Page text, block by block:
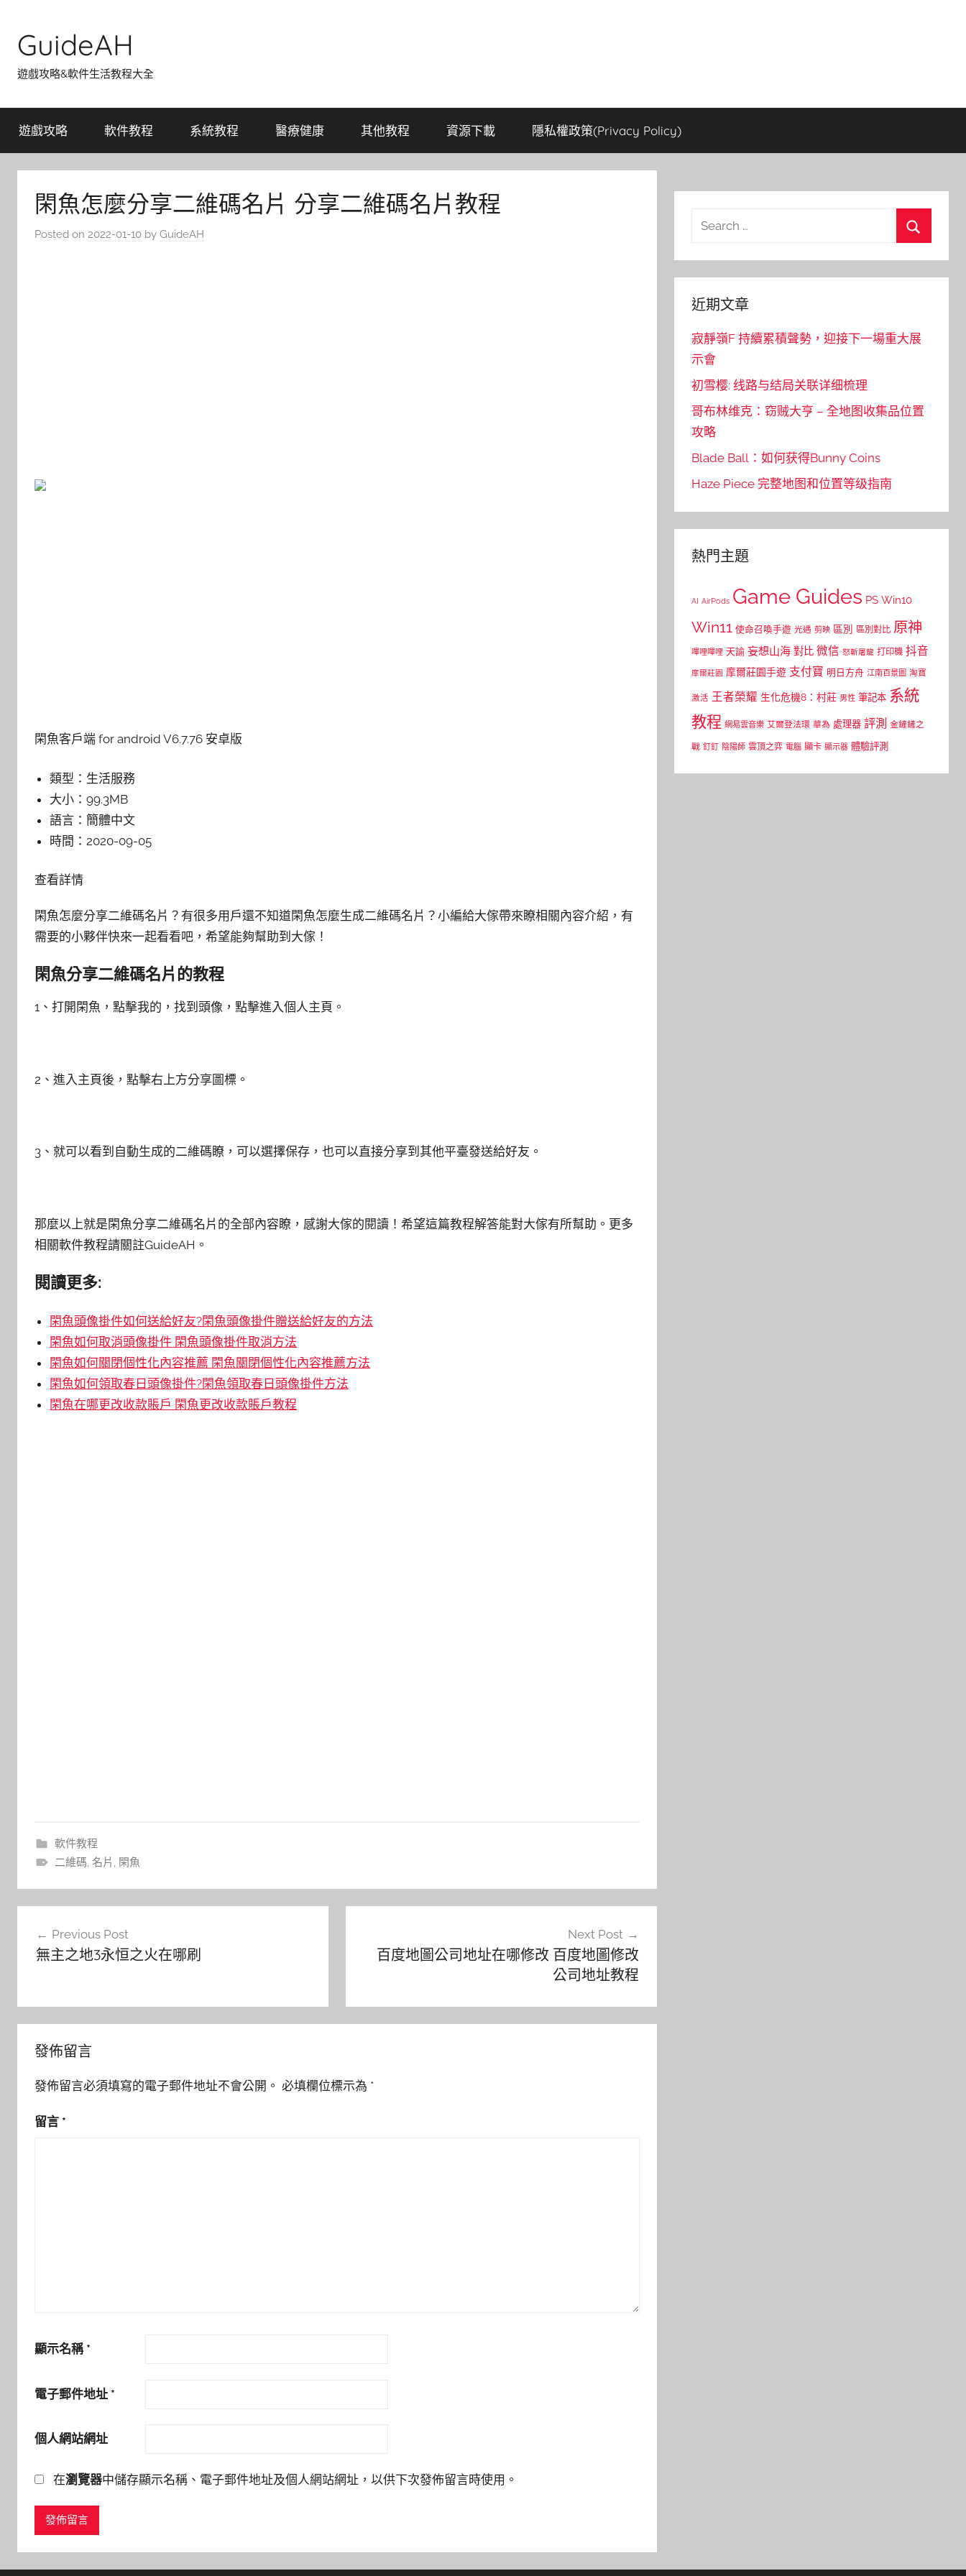
content
GuideAH
遊戲攻略&軟件生活教程大全
遊戲攻略 軟件教程 系統教程 醫療健康 其他教程 資源下載 隱私權政策(Privacy Policy)
閑魚怎麼分享二維碼名片 分享二維碼名片教程
Posted on 2022-01-10 by GuideAH
閑魚客戶端 for android V6.7.76 安卓版
類型： 生活服務
大小：99.3MB
語言： 簡體中文
時間： 2020-09-05
查看詳情
閑魚怎麼分享二維碼名片？有很多用戶還不知道閑魚怎麼生成二維碼名片？小編給大傢帶來瞭相關內容介紹，有
需要的小夥伴快來一起看看吧，希望能夠幫助到大傢！
閑魚分享二維碼名片的教程
1、打開閑魚，點擊我的，找到頭像，點擊進入個人主頁。
2、進入主頁後，點擊右上方分享圖標。
3、就可以看到自動生成的二維碼瞭，可以選擇保存，也可以直接分享到其他平臺發送給好友。
那麼以上就是閑魚分享二維碼名片的全部內容瞭，感謝大傢的閱讀！希望這篇教程解答能對大傢有所幫助。更多
相關軟件教程請關註GuideAH。
閱讀更多:
閑魚頭像掛件如何送給好友?閑魚頭像掛件贈送給好友的方法
閑魚如何取消頭像掛件 閑魚頭像掛件取消方法
閑魚如何關閉個性化內容推薦 閑魚關閉個性化內容推薦方法
閑魚如何領取春日頭像掛件?閑魚領取春日頭像掛件方法
閑魚在哪更改收款賬戶 閑魚更改收款賬戶教程
軟件教程
二維碼, 名片 , 閑魚
Previous Post
無主之地3永恒之火在哪刷
Next Post
百度地圖公司地址在哪修改 百度地圖修改
公司地址教程
發佈留言
發佈留言必須填寫的電子郵件地址不會公開。 必填欄位標示為 *
留言 *
顯示名稱 *
電子郵件地址 *
個人網站網址
在瀏覽器中儲存顯示名稱、電子郵件地址及個人網站網址，以供下次發佈留言時使用。
Search
近期文章
寂靜嶺F 持續累積聲勢，迎接下一場重大展
示會
初雪樱: 线路与结局关联详细梳理
哥布林维克：窃贼大亨 – 全地图收集品位置
攻略
Blade Ball：如何获得Bunny Coins
Haze Piece 完整地图和位置等级指南
熱門主題
AI AirPods Game Guides PS Win10
Win11 使命召喚手遊 光遇 剪映 區別 區別對比 原神
嗶哩嗶哩 天諭 妄想山海 對比 微信 怒斬屠龍 打印機 抖音
摩爾莊園 摩爾莊園手遊 支付寶 明日方舟 江南百景圖 淘寶
激活 王者榮耀 生化危機8：村莊 男性 筆記本 系統
教程 網易雲音樂 艾爾登法環 華為 處理器 評測 金鏟鏟之
戰 釘釘 陰陽師 雲頂之弈 電腦 顯卡 顯示器 體驗評測